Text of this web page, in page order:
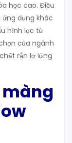
học cao. Điều
dụng khác
hình lọc từ
của ngành
rắn lơ lửng
màng